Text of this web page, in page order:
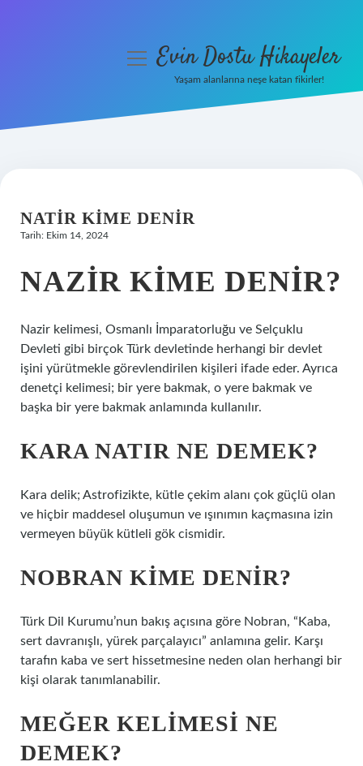
Hakkımızda
menüyüEvin Dostu Hikayeler
Yaşam alanlarına neşe katan fikirler!
NATIR KIME DENIR
Tarih: Ekim 14, 2024
NAZIR KIME DENIR?
Nazir kelimesi, Osmanlı İmparatorluğu ve Selçuklu
Devleti gibi birçok Türk devletinde herhangi bir devlet
işini yürütmekle görevlendirilen kişileri ifade eder. Ayrıca
denetçi kelimesi; bir yere bakmak, o yere bakmak ve
başka bir yere bakmak anlamında kullanılır.
KARA NATIR NE DEMEK?
Kara delik; Astrofizikte, kütle çekim alanı çok güçlü olan
ve hiçbir maddesel oluşumun ve ışınımın kaçmasına izin
vermeyen büyük kütleli gök cismidir.
NOBRAN KIME DENIR?
Türk Dil Kurumu’nun bakış açısına göre Nobran, “Kaba,
sert davranışlı, yürek parçalayıcı” anlamına gelir. Karşı
tarafın kaba ve sert hissetmesine neden olan herhangi bir
kişi olarak tanımlanabilir.
MEĞER KELIMESI NE
DEMEK?